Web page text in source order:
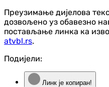
Преузимање дијелова
дозвољено уз обавезно
постављање линка ка
atvbl.rs.
Подијели:
Линк је копиран!